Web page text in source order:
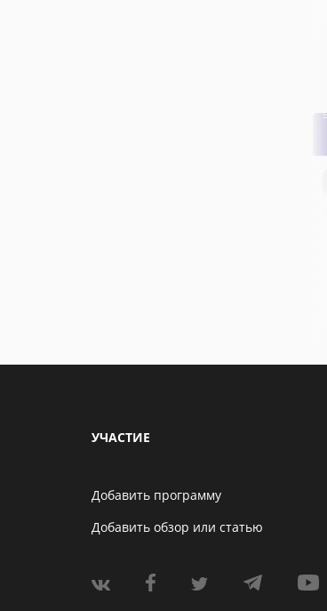
УЧАСТИЕ
Добавить программу
Добавить обзор или статью